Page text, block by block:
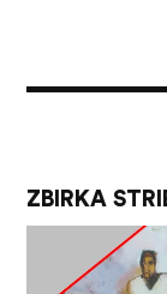
ZBIRKA